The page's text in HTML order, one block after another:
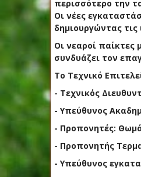
περισσότερο την
Οι νέες
δημιουργώντας τις
Οι νεαροί
συνδυάζει τον
Το Τεχνικό
- Τεχνικός
- Υπεύθυνος
- Προπονητές:
- Προπονητής
- Υπεύθυνος